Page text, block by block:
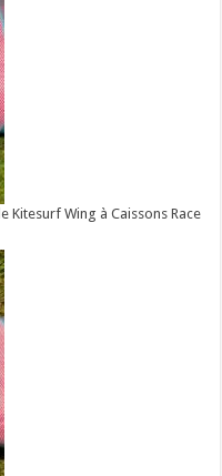
Kitesurf Wing à Caissons Race